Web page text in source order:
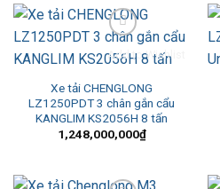
Add to Wishlist
Xe tải CHENGLONG
LZ1250PDT 3 chân gắn cẩu
KANGLIM KS2056H 8 tấn
1,248,000,000₫